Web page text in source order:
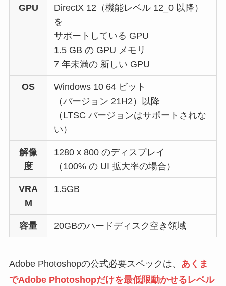
GPU
DirectX 12（機能レベル 12_0 以降）
を
サポートしている GPU
1.5 GB の GPU メモリ
7 年未満の 新しい GPU
OS
Windows 10 64 ビット
（バージョン 21H2）以降
（LTSC バージョンはサポートされな
い）
解像
度
1280 x 800 のディスプレイ
（100% の UI 拡大率の場合）
VRA
M
1.5GB
容量 20GBのハードディスク空き領域
Adobe Photoshopの公式必要スペックは、 あくま
でAdobe Photoshopだけを最低限動かせるレベル